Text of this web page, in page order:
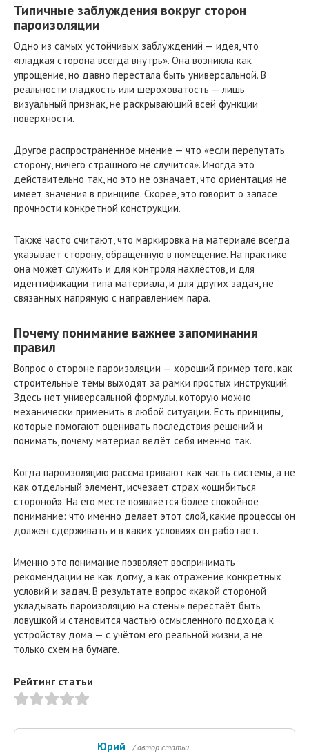
Типичные заблуждения вокруг сторон
пароизоляции
Одно из самых устойчивых заблуждений — идея, что
«гладкая сторона всегда внутрь». Она возникла как
упрощение, но давно перестала быть универсальной. В
реальности гладкость или шероховатость — лишь
визуальный признак, не раскрывающий всей функции
поверхности.
Другое распространённое мнение — что «если перепутать
сторону, ничего страшного не случится». Иногда это
действительно так, но это не означает, что ориентация не
имеет значения в принципе. Скорее, это говорит о запасе
прочности конкретной конструкции.
Также часто считают, что маркировка на материале всегда
указывает сторону, обращённую в помещение. На практике
она может служить и для контроля нахлёстов, и для
идентификации типа материала, и для других задач, не
связанных напрямую с направлением пара.
Почему понимание важнее запоминания
правил
Вопрос о стороне пароизоляции — хороший пример того, как
строительные темы выходят за рамки простых инструкций.
Здесь нет универсальной формулы, которую можно
механически применить в любой ситуации. Есть принципы,
которые помогают оценивать последствия решений и
понимать, почему материал ведёт себя именно так.
Когда пароизоляцию рассматривают как часть системы, а не
как отдельный элемент, исчезает страх «ошибиться
стороной». На его месте появляется более спокойное
понимание: что именно делает этот слой, какие процессы он
должен сдерживать и в каких условиях он работает.
Именно это понимание позволяет воспринимать
рекомендации не как догму, а как отражение конкретных
условий и задач. В результате вопрос «какой стороной
укладывать пароизоляцию на стены» перестаёт быть
ловушкой и становится частью осмысленного подхода к
устройству дома — с учётом его реальной жизни, а не
только схем на бумаге.
Рейтинг статьи
Юрий / автор статьи